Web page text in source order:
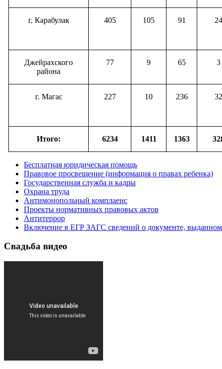
г. Карабулак 405 105 91 24
Джейрахского
района
77 9 65 3
г. Магас 227 10 236 32
Итого: 6234 1411 1363
Бесплатная юридическая помощь
Правовое просвещение (информация о правах ребенка)
Государственная служба и кадры
Охрана труда
Антимонопольный комплаенс
Проекты нормативных правовых актов
Антитеррор
Включение в ЕГР ЗАГС сведений о документе, выданном
Свадьба видео